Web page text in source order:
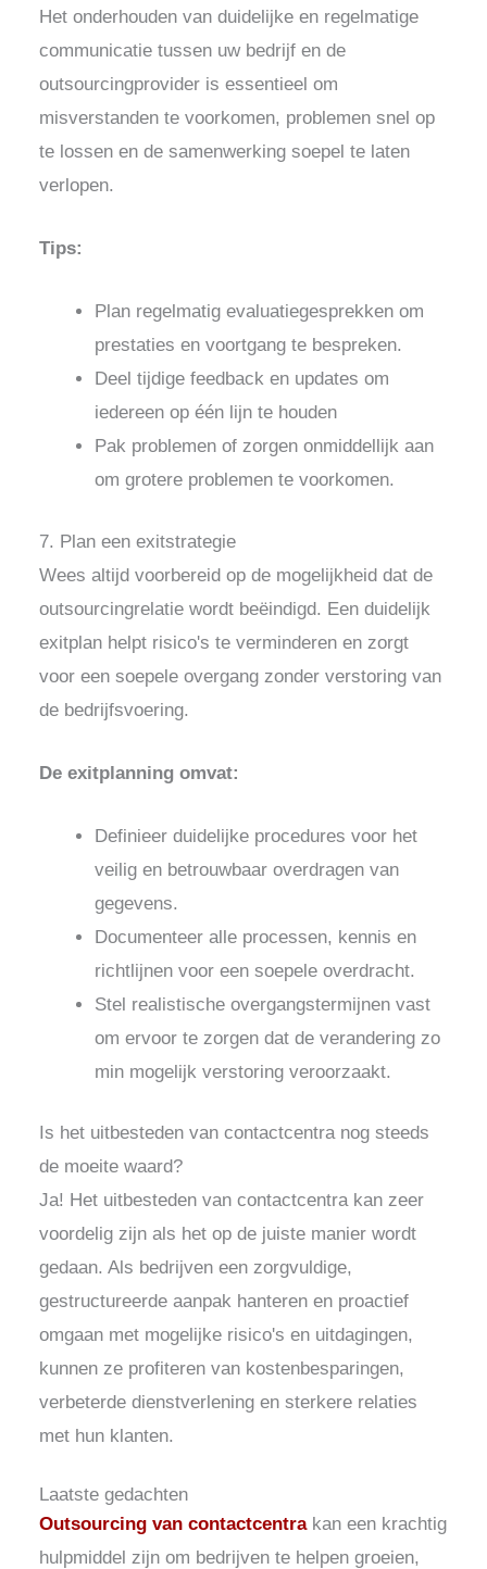
Het onderhouden van duidelijke en regelmatige
communicatie tussen uw bedrijf en de
outsourcingprovider is essentieel om
misverstanden te voorkomen, problemen snel op
te lossen en de samenwerking soepel te laten
verlopen.
Tips:
Plan regelmatig evaluatiegesprekken om
prestaties en voortgang te bespreken.
Deel tijdige feedback en updates om
iedereen op één lijn te houden
Pak problemen of zorgen onmiddellijk aan
om grotere problemen te voorkomen.
7. Plan een exitstrategie
Wees altijd voorbereid op de mogelijkheid dat de
outsourcingrelatie wordt beëindigd. Een duidelijk
exitplan helpt risico's te verminderen en zorgt
voor een soepele overgang zonder verstoring van
de bedrijfsvoering.
De exitplanning omvat:
Definieer duidelijke procedures voor het
veilig en betrouwbaar overdragen van
gegevens.
Documenteer alle processen, kennis en
richtlijnen voor een soepele overdracht.
Stel realistische overgangstermijnen vast
om ervoor te zorgen dat de verandering zo
min mogelijk verstoring veroorzaakt.
Is het uitbesteden van contactcentra nog steeds
de moeite waard?
Ja! Het uitbesteden van contactcentra kan zeer
voordelig zijn als het op de juiste manier wordt
gedaan. Als bedrijven een zorgvuldige,
gestructureerde aanpak hanteren en proactief
omgaan met mogelijke risico's en uitdagingen,
kunnen ze profiteren van kostenbesparingen,
verbeterde dienstverlening en sterkere relaties
met hun klanten.
Laatste gedachten
Outsourcing van contactcentrakan een krachtig
hulpmiddel zijn om bedrijven te helpen groeien,